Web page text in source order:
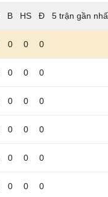
5 trận gần
0 0 0
0 0 0
0 0 0
0 0 0
0 0 0
0 0 0